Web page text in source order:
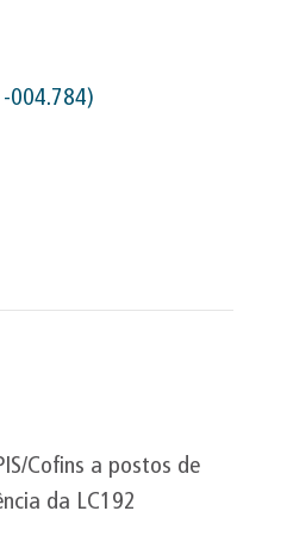
004.784)
Cofins a postos de
da LC192